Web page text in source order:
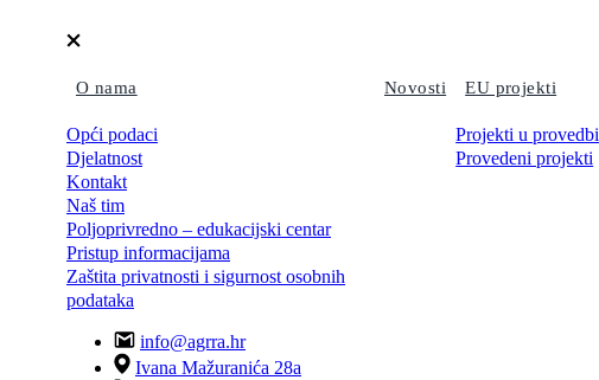
O nama
Opći podaci
Djelatnost
Kontakt
Naš tim
Poljoprivredno – edukacijski centar
Pristup informacijama
Zaštita privatnosti i sigurnost osobnih
podataka
Novosti EU projekti
Projekti u provedbi
Provedeni projekti
info@agrra.hr
Ivana Mažuranića 28a